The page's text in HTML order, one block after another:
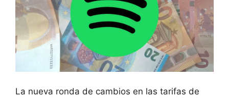
La nueva ronda de cambios en las tarifas de